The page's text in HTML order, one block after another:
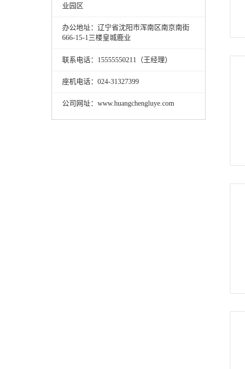
业园区
办公地址：辽宁省沈阳市浑南区南京南街
666-15-1三楼皇城鹿业
联系电话：15555550211（王经理）
座机电话：024-31327399
公司网址：www.huangchengluye.com